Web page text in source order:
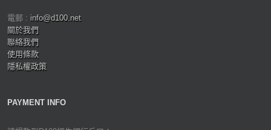
電郵 : info@d100.net
關於我們
聯絡我們
使用條款
隱私權政策
PAYMENT INFO